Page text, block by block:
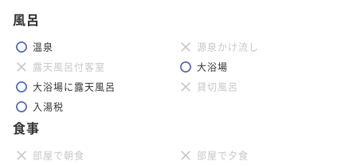
風呂
温泉
源泉かけ流し
露天風呂付客室
大浴場
大浴場に露天風呂
貸切風呂
入湯税
食事
部屋で朝食 部屋で夕食